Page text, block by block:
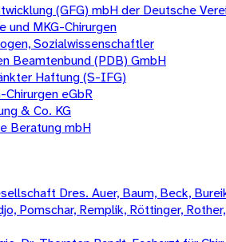
(GFG) mbH der Deutsche
und MKG-Chirurgen
Sozialwissenschaftler
Beamtenbund (PDB) GmbH
Haftung (S-IFG)
eGbR
& Co. KG
Beratung mbH
Dres. Auer, Baum, Beck,
Pomschar, Remplik, Röttinger,